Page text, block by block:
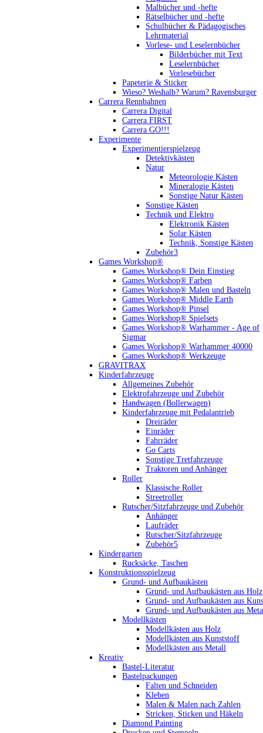
Malbücher und -hefte
Rätselbücher und -hefte
Schulbücher & Pädagogisches
Lehrmaterial
Vorlese- und Leselernbücher
Bilderbücher mit Text
Leselernbücher
Vorlesebücher
Papeterie & Sticker
Wieso? Weshalb? Warum? Ravensburger
Carrera Rennbahnen
Carrera Digital
Carrera FIRST
Carrera GO!!!
Experimente
Experimentierspielzeug
Detektivkästen
Natur
Meteorologie Kästen
Mineralogie Kästen
Sonstige Natur Kästen
Sonstige Kästen
Technik und Elektro
Elektronik Kästen
Solar Kästen
Technik, Sonstige Kästen
Zubehör3
Games Workshop®
Games Workshop® Dein Einstieg
Games Workshop® Farben
Games Workshop® Malen und Basteln
Games Workshop® Middle Earth
Games Workshop® Pinsel
Games Workshop® Spielsets
Games Workshop® Warhammer - Age of
Sigmar
Games Workshop® Warhammer 40000
Games Workshop® Werkzeuge
GRAVITRAX
Kinderfahrzeuge
Allgemeines Zubehör
Elektrofahrzeuge und Zubehör
Handwagen (Bollerwagen)
Kinderfahrzeuge mit Pedalantrieb
Dreiräder
Einräder
Fahrräder
Go Carts
Sonstige Tretfahrzeuge
Traktoren und Anhänger
Roller
Klassische Roller
Streetroller
Rutscher/Sitzfahrzeuge und Zubehör
Anhänger
Laufräder
Rutscher/Sitzfahrzeuge
Zubehör5
Kindergarten
Rucksäcke, Taschen
Konstruktionsspielzeug
Grund- und Aufbaukästen
Grund- und Aufbaukästen aus Holz
Grund- und Aufbaukästen aus
Grund- und Aufbaukästen aus
Modellkästen
Modellkästen aus Holz
Modellkästen aus Kunststoff
Modellkästen aus Metall
Kreativ
Bastel-Literatur
Bastelpackungen
Falten und Schneiden
Kleben
Malen & Malen nach Zahlen
Stricken, Sticken und Häkeln
Diamond Painting